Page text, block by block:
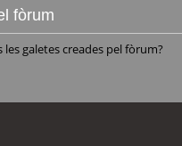
fòrum
galetes creades pel fòrum?